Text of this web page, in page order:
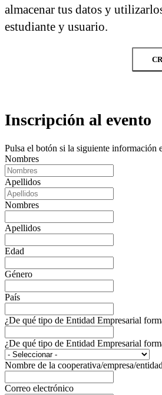
almacenar tus datos y
estudiante y usuario.
Inscripción al evento
Pulsa el botón si la siguiente información
Nombres
Apellidos
Nombres
Apellidos
Edad
Género
País
¿De qué tipo de Entidad Empresarial
¿De qué tipo de Entidad Empresarial
Nombre de la cooperativa/empresa/
Correo electrónico